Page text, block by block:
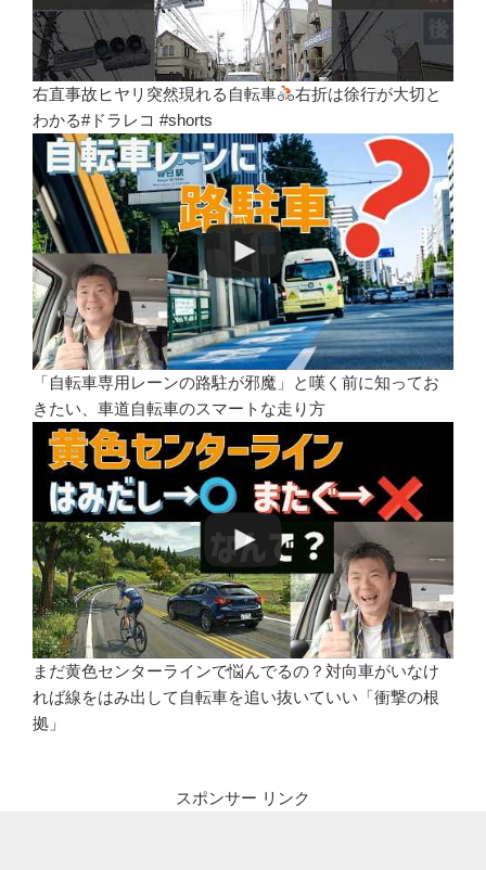
右直事故ヒヤリ突然現れる自転車
右折は徐行が大切と
わかる#ドラレコ #shorts
「自転車専用レーンの路駐が邪魔」と嘆く前に知ってお
きたい、車道自転車のスマートな走り方
まだ黄色センターラインで悩んでるの？対向車がいなけ
れば線をはみ出して自転車を追い抜いていい「衝撃の根
拠」
スポンサー リンク